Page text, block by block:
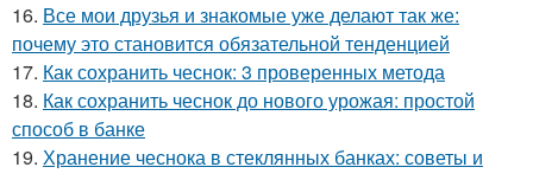
16. Все мои друзья и знакомые уже делают так же:
почему это становится обязательной тенденцией
17. Как сохранить чеснок: 3 проверенных метода
18. Как сохранить чеснок до нового урожая: простой
способ в банке
19. Хранение чеснока в стеклянных банках: советы и